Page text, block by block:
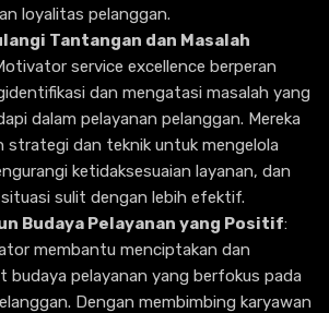
loyalitas pelanggan.
Tantangan dan Masalah
service excellence berperan
dan mengatasi masalah yang
dalam pelayanan pelanggan. Mereka
strategi dan teknik untuk mengelola
ketidaksesuaian layanan, dan
sulit dengan lebih efektif.
Budaya Pelayanan yang Positif:
membantu menciptakan dan
budaya pelayanan yang berfokus pada
Dengan membimbing karyawan